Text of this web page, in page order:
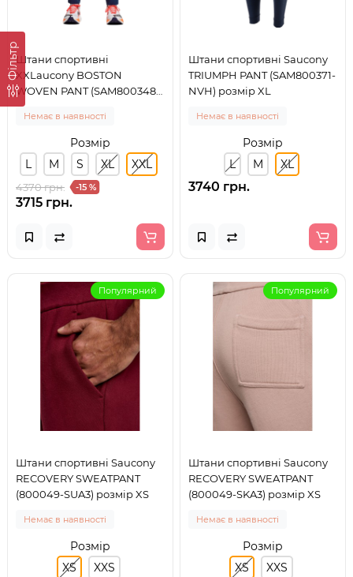
ФільтрШтани спортивні
XXLaucony BOSTON
WOVEN PANT (SAM800348-
NV) розмір XXL
Немає в наявності
Розмір
L
M S XL XXL
4370 грн. -15 %
3715 грн.
Штани спортивні Saucony
TRIUMPH PANT (SAM800371-
NVH) розмір XL
Немає в наявності
Розмір
L
M XL
3740 грн.
Популярний
Штани спортивні Saucony
RECOVERY SWEATPANT
(800049-SUA3) розмір XS
Немає в наявності
Розмір
XS
XXS
Популярний
Штани спортивні Saucony
RECOVERY SWEATPANT
(800049-SKA3) розмір XS
Немає в наявності
Розмір
XS
XXS